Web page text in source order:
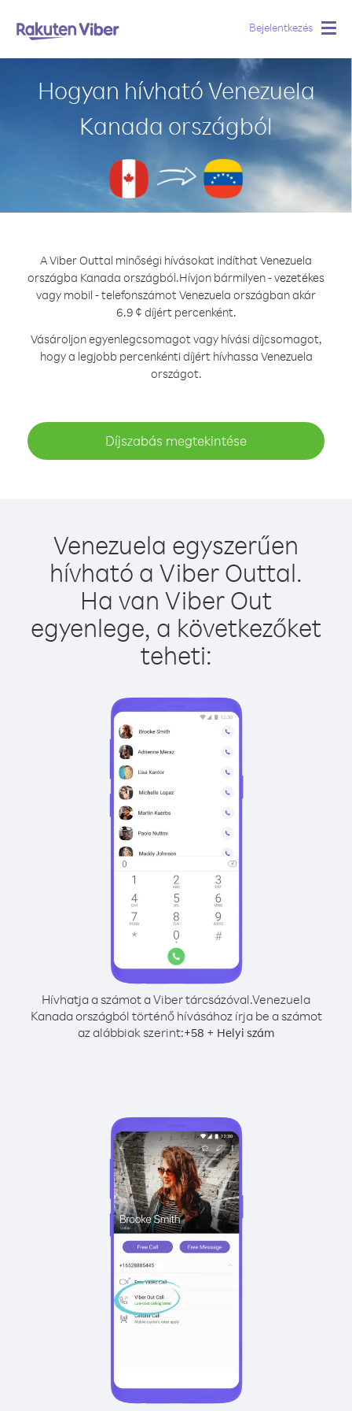
Bejelentkezés
Hogyan hívható Venezuela
Kanada országból
A Viber Outtal minőségi hívásokat indíthat Venezuela
országba Kanada országból.Hívjon bármilyen - vezetékes
vagy mobil - telefonszámot Venezuela országban akár
6.9 ¢ díjért percenként.
Vásároljon egyenlegcsomagot vagy hívási díjcsomagot,
hogy a legjobb percenkénti díjért hívhassa Venezuela
országot.
Díjszabás megtekintése
Venezuela egyszerűen
hívható a Viber Outtal.
Ha van Viber Out
egyenlege, a következőket
teheti:
Hívhatja a számot a Viber tárcsázóval.Venezuela
Kanada országból történő hívásához írja be a számot
az alábbiak szerint:+58 + Helyi szám